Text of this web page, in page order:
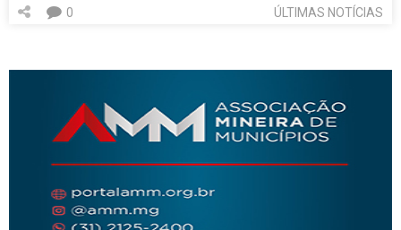
ÚLTIMAS NOTÍCIAS
0